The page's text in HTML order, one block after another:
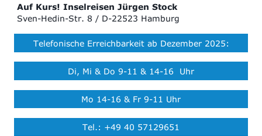
Auf Kurs! Inselreisen Jürgen Stock
Sven-Hedin-Str. 8 / D-22523 Hamburg
Telefonische Erreichbarkeit ab Dezember 2025:
Di, Mi & Do 9-11 & 14-16 Uhr
Mo 14-16 & Fr 9-11 Uhr
Tel.: +49 40 57129651